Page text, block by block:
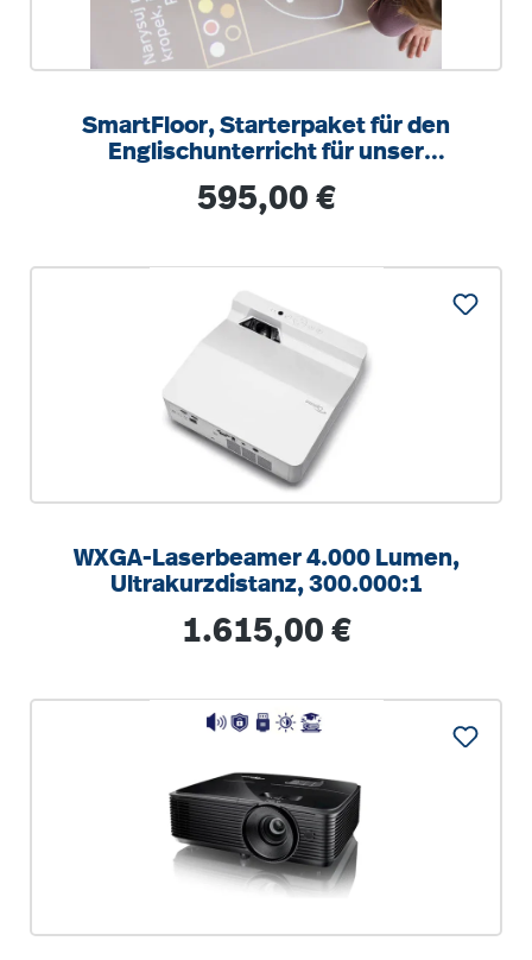
SmartFloor, Starterpaket für den
Englischunterricht für unser
Regulärer Preis:
595,00 €
WXGA-Laserbeamer 4.000 Lumen,
Ultrakurzdistanz, 300.000:1
Regulärer Preis:
1.615,00 €